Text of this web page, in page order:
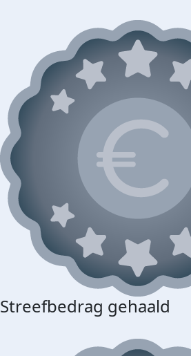
Streefbedrag gehaald